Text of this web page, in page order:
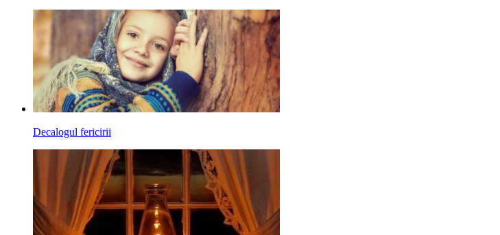
Decalogul fericirii